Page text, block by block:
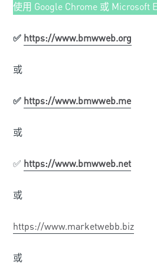
使用 Google Chrome 或 Microsoft
✅ https://www.bmwweb.org
或
✅ https://www.bmwweb.me
或
✅ https://www.bmwweb.net
或
https://www.marketwebb.biz
或